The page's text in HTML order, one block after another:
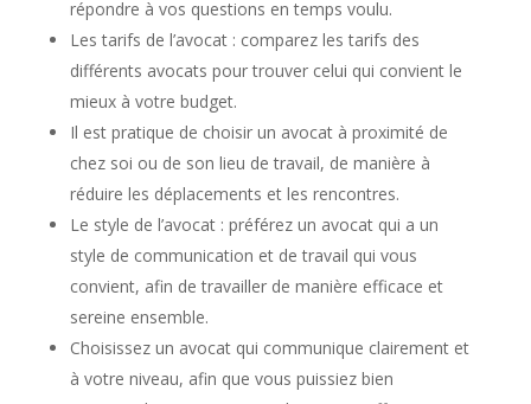
répondre à vos questions en temps voulu.
Les tarifs de l’avocat : comparez les tarifs des
différents avocats pour trouver celui qui convient le
mieux à votre budget.
Il est pratique de choisir un avocat à proximité de
chez soi ou de son lieu de travail, de manière à
réduire les déplacements et les rencontres.
Le style de l’avocat : préférez un avocat qui a un
style de communication et de travail qui vous
convient, afin de travailler de manière efficace et
sereine ensemble.
Choisissez un avocat qui communique clairement et
à votre niveau, afin que vous puissiez bien